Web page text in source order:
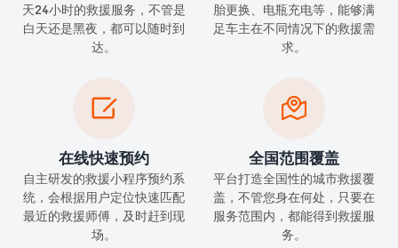
天24小时的救援服务，不管是
白天还是黑夜，都可以随时到
达。
胎更换、电瓶充电等，能够满
足车主在不同情况下的救援需
求。

在线快速预约
自主研发的救援小程序预约系
统，会根据用户定位快速匹配
最近的救援师傅，及时赶到现
场。

全国范围覆盖
平台打造全国性的城市救援覆
盖，不管您身在何处，只要在
服务范围内，都能得到救援服
务。